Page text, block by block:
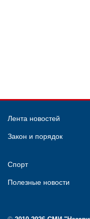
Лента новостей
Закон и порядок
Спорт
Полезные новости